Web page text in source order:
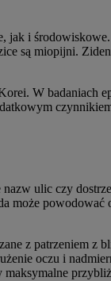
jak i
są miopijni.
W badaniach
ulic czy
powodować
z patrzeniem z
oczu i